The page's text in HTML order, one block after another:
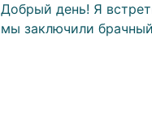
Добрый день! Я
мы заключили